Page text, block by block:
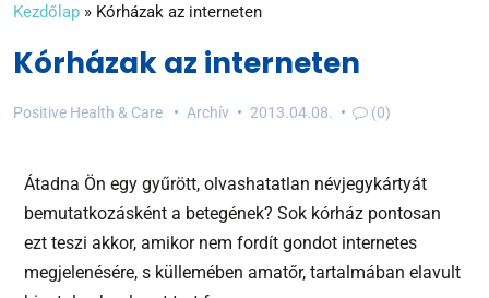
Kezdőlap » Kórházak az interneten
Kórházak az interneten
Positive Health & Care Archív 2013.04.08. (0)
Átadna Ön egy gyűrött, olvashatatlan névjegykártyát
bemutatkozásként a betegének? Sok kórház pontosan
ezt teszi akkor, amikor nem fordít gondot internetes
megjelenésére, s küllemében amatőr, tartalmában elavult